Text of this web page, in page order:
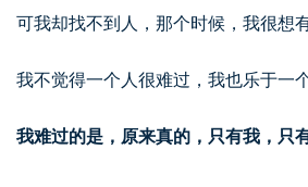
可我却找不到人，那个时候，我很想
我不觉得一个人很难过，我也乐于一
我难过的是，原来真的，只有我，只